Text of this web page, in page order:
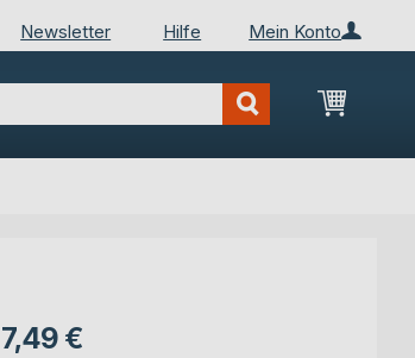
Mein Konto
Newsletter Hilfe
Mein
7,49 €